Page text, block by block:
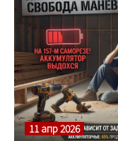
11 апр 2026